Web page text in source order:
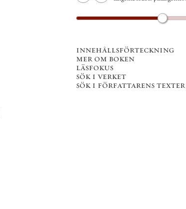
innehållsförteckning
mer om boken
läsfokus
sök i verket
sök i författarens texter